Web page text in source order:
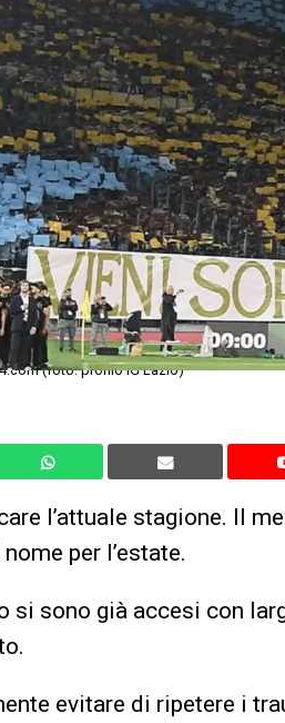
(foto: profilo IG Lazio)
l’attuale stagione. Il
per l’estate.
si sono già accesi con
evitare di ripetere i